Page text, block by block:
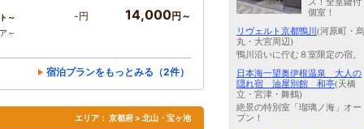
～
～
-円 14,000円～
宿泊プランをもっとみる（2件）
エリア： 京都府 > 北山・宝ヶ池
個室！
リヴェルト京都鴨川 (河原町・烏
丸・大宮周辺)
鴨川沿いに佇む８室限定の宿。
日本海一望奥伊根温泉 大人の
隠れ宿 油屋別館 和亭(天橋
立・宮津・舞鶴)
絶景の特別室「瑠璃ノ海」オー
プン！